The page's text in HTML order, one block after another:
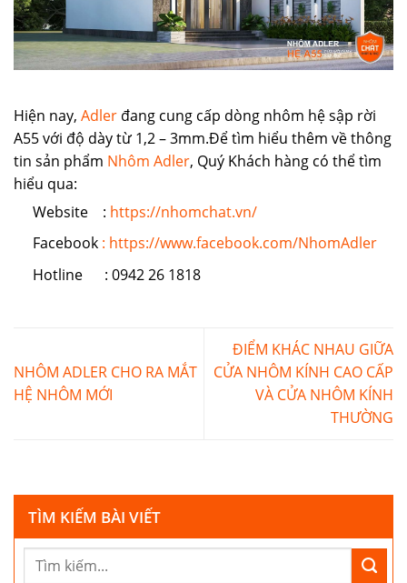
Hiện nay, Adler đang cung cấp dòng nhôm hệ sập rời
A55 với độ dày từ 1,2 – 3mm.Để tìm hiểu thêm về thông
tin sản phẩm Nhôm Adler, Quý Khách hàng có thể tìm
hiểu qua:
Website : https://nhomchat.vn/
Facebook : https://www.facebook.com/NhomAdler
Hotline : 0942 26 1818
NHÔM ADLER CHO RA MẮT
HỆ NHÔM MỚI
ĐIỂM KHÁC NHAU GIỮA
CỬA NHÔM KÍNH CAO CẤP
VÀ CỬA NHÔM KÍNH
THƯỜNG
TÌM KIẾM BÀI VIẾT